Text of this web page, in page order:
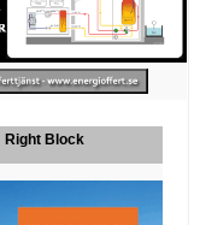
Right Block